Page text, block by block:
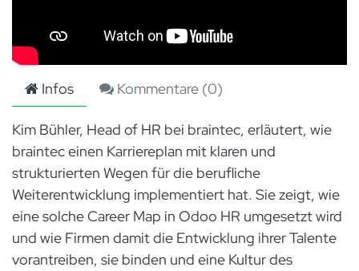
Infos Kommentare (0)
Kim Bühler, Head of HR bei braintec, erläutert, wie
braintec einen Karriereplan mit klaren und
strukturierten Wegen für die berufliche
Weiterentwicklung implementiert hat. Sie zeigt, wie
eine solche Career Map in Odoo HR umgesetzt wird
und wie Firmen damit die Entwicklung ihrer Talente
vorantreiben, sie binden und eine Kultur des